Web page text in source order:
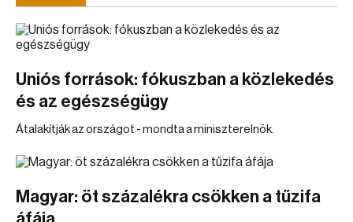
Uniós források: fókuszban a közlekedés
és az egészségügy
Átalakítják az országot - mondta a miniszterelnök.
Magyar: öt százalékra csökken a tűzifa